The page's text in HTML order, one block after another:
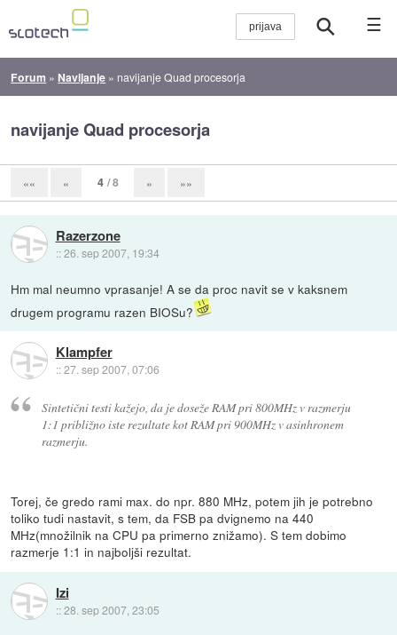
☰
Forum » Navijanje » navijanje Quad procesorja
navijanje Quad procesorja
«« « 4 / 8 » »»
Razerzone
::26. sep 2007, 19:34
Hm mal neumno vprasanje! A se da proc navit se v kaksnem
drugem programu razen BIOSu?
Klampfer
::27. sep 2007, 07:06
Sintetični testi kažejo, da je doseže RAM pri 800MHz v razmerju
1:1 približno iste rezultate kot RAM pri 900MHz v asinhronem
razmerju.
Torej, če gredo rami max. do npr. 880 MHz, potem jih je potrebno
toliko tudi nastavit, s tem, da FSB pa dvignemo na 440
MHz(množilnik na CPU pa primerno znižamo). S tem dobimo
razmerje 1:1 in najboljši rezultat.
Izi
::28. sep 2007, 23:05